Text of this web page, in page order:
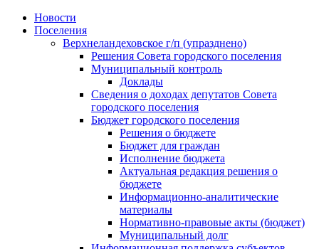
Skip
Новости
Поселения
Верхнеландеховское г/п (упразднено)
Решения Совета городского поселения
Муниципальный контроль
Доклады
Сведения о доходах депутатов Совета
городского поселения
Бюджет городского поселения
Решения о бюджете
Бюджет для граждан
Исполнение бюджета
Актуальная редакция решения о
бюджете
Информационно-аналитические
материалы
Нормативно-правовые акты (бюджет)
Муниципальный долг